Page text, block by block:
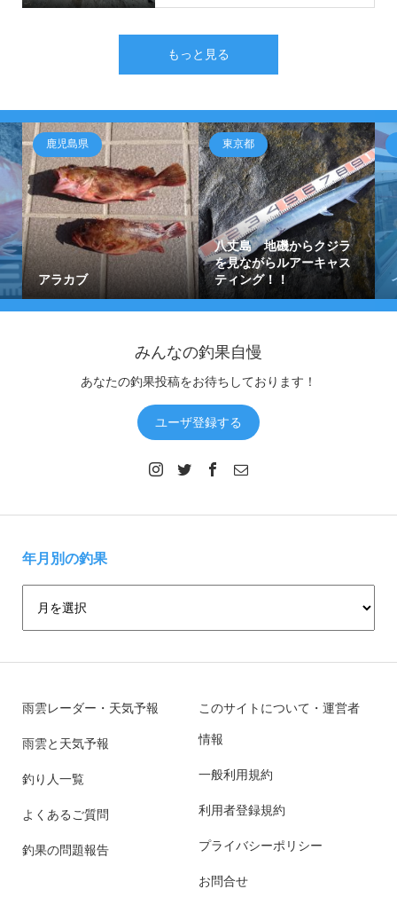
もっと見る
東京都
八丈島 地磯からクジラ
を見ながらルアーキャス
ティング！！
和歌山県
イサギ釣り！！
みんなの釣果自慢
あなたの釣果投稿をお待ちしております！
ユーザ登録する
年月別の釣果
雨雲レーダー・天気予報
雨雲と天気予報
釣り人一覧
よくあるご質問
釣果の問題報告
このサイトについて・運営者
情報
一般利用規約
利用者登録規約
プライバシーポリシー
お問合せ